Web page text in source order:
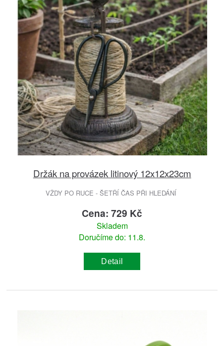
Držák na provázek litinový 12x12x23cm
VŽDY PO RUCE - ŠETŘÍ ČAS PŘI HLEDÁNÍ
Cena: 729 Kč
Skladem
Doručíme do: 11.8.
Detail